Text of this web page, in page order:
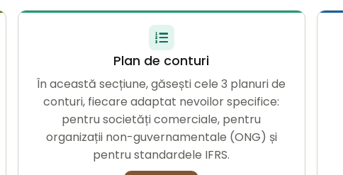
Plan de conturi
În această secțiune, găsești cele 3 planuri de
conturi, fiecare adaptat nevoilor specifice:
pentru societăți comerciale, pentru
organizații non-guvernamentale (ONG) și
pentru standardele IFRS.